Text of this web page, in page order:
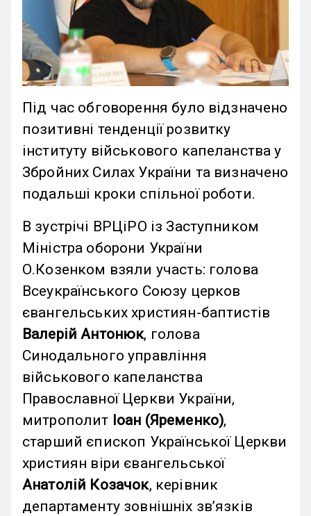
Під час обговорення було відзначено
позитивні тенденції розвитку
інституту військового капеланства у
Збройних Силах України та визначено
подальші кроки спільної роботи.
В зустрічі ВРЦіРО із Заступником
Міністра оборони України
О.Козенком взяли участь: голова
Всеукраїнського Союзу церков
євангельських християн-баптистів
Валерій Антонюк, голова
Синодального управління
військового капеланства
Православної Церкви України,
митрополит Іоан (Яременко),
старший єпископ Української Церкви
християн віри євангельської
Анатолій Козачок, керівник
департаменту зовнішніх звʼязків